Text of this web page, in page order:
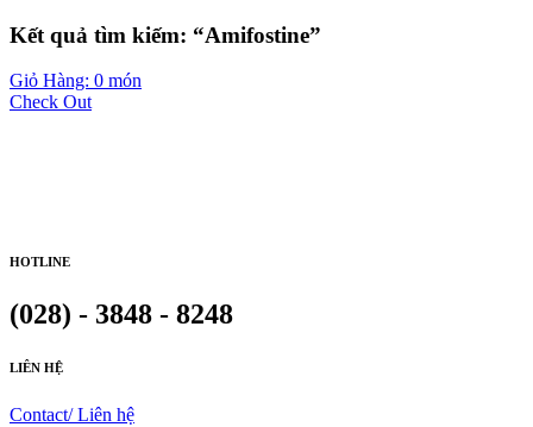
Kết quả tìm kiếm: “Amifostine”
Giỏ Hàng: 0 món
Check Out
HOTLINE
(028) - 3848 - 8248
LIÊN HỆ
Contact/ Liên hệ